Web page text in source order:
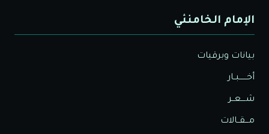
الإمام الخامنئي
بيانات وبرقيات
أخــــــبــار
شــــعــر
مـــقــالات